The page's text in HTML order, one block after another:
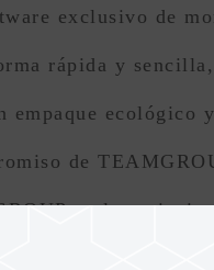
exclusivo de
rápida y
empaque ecológico
de
en los
de